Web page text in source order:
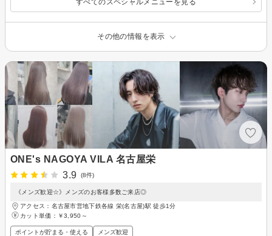
その他の情報を表示
ONE's NAGOYA VILA 名古屋栄
3.9
(8件)
《メンズ歓迎☆》メンズのお客様多数ご来店◎
アクセス：名古屋市営地下鉄各線 栄(名古屋)駅 徒歩1分
カット単価： ￥3,950～
ポイントが貯まる・使える メンズ歓迎